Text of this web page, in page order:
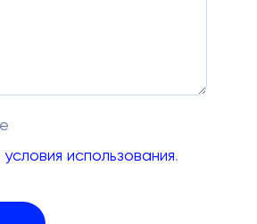
условия использования.